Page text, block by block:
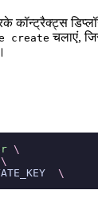
कॉन्ट्रैक्ट्स
create चलाएं,
\
\
\